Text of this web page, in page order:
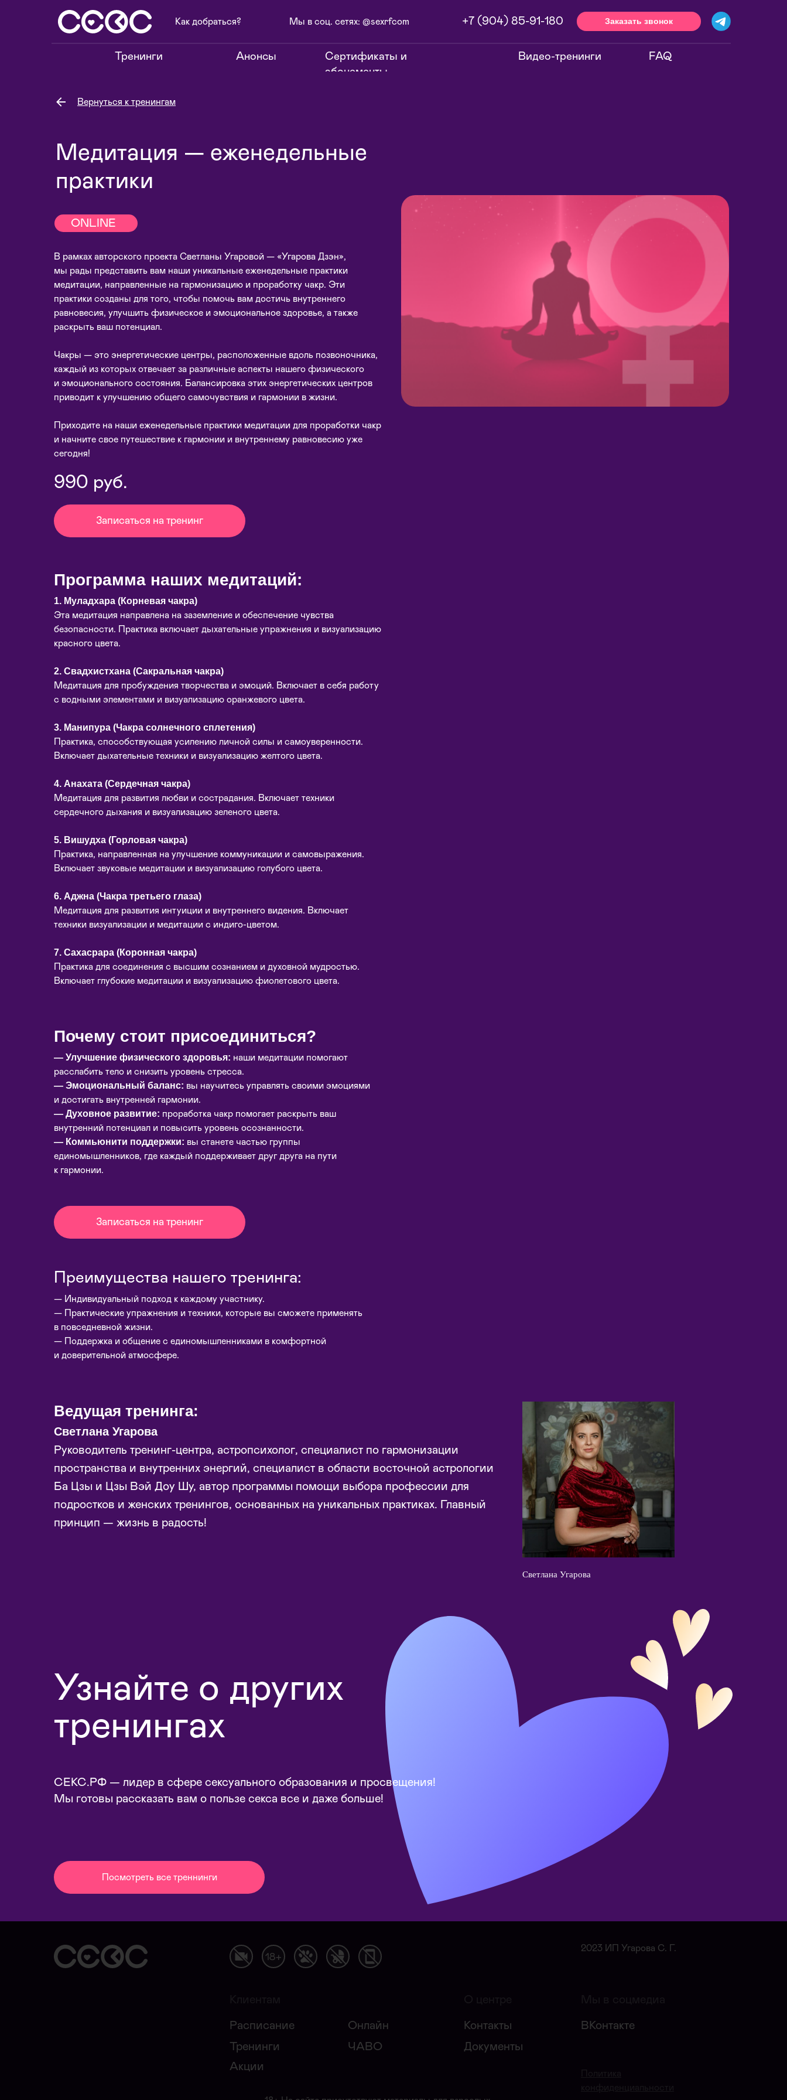
Заказать звонок
+7 (904) 85-91-180
Как добраться? Мы в соц. сетях: @sexrfcom
Тренинги Видео-тренинги FAQ
Сертификаты и
абонементы
Анонсы
Вернуться к тренингам
Медитация — еженедельные
практики
В рамках авторского проекта Светланы Угаровой — «Угарова Дзэн»,
мы рады представить вам наши уникальные еженедельные практики
медитации, направленные на гармонизацию и проработку чакр. Эти
практики созданы для того, чтобы помочь вам достичь внутреннего
равновесия, улучшить физическое и эмоциональное здоровье, а также
раскрыть ваш потенциал.
Чакры — это энергетические центры, расположенные вдоль позвоночника,
каждый из которых отвечает за различные аспекты нашего физического
и эмоционального состояния. Балансировка этих энергетических центров
приводит к улучшению общего самочувствия и гармонии в жизни.
Приходите на наши еженедельные практики медитации для проработки чакр
и начните свое путешествие к гармонии и внутреннему равновесию уже
сегодня!
990 руб.
Записаться на тренинг
ONLINE
Программа наших медитаций:
1. Муладхара (Корневая чакра)
Эта медитация направлена на заземление и обеспечение чувства
безопасности. Практика включает дыхательные упражнения и визуализацию
красного цвета.
2. Свадхистхана (Сакральная чакра)
Медитация для пробуждения творчества и эмоций. Включает в себя работу
с водными элементами и визуализацию оранжевого цвета.
3. Манипура (Чакра солнечного сплетения)
Практика, способствующая усилению личной силы и самоуверенности.
Включает дыхательные техники и визуализацию желтого цвета.
4. Анахата (Сердечная чакра)
Медитация для развития любви и сострадания. Включает техники
сердечного дыхания и визуализацию зеленого цвета.
5. Вишудха (Горловая чакра)
Практика, направленная на улучшение коммуникации и самовыражения.
Включает звуковые медитации и визуализацию голубого цвета.
6. Аджна (Чакра третьего глаза)
Медитация для развития интуиции и внутреннего видения. Включает
техники визуализации и медитации с индиго-цветом.
7. Сахасрара (Коронная чакра)
Практика для соединения с высшим сознанием и духовной мудростью.
Включает глубокие медитации и визуализацию фиолетового цвета.
Почему стоит присоединиться?
— Улучшение физического здоровья: наши медитации помогают
расслабить тело и снизить уровень стресса.
— Эмоциональный баланс: вы научитесь управлять своими эмоциями
и достигать внутренней гармонии.
— Духовное развитие: проработка чакр помогает раскрыть ваш
внутренний потенциал и повысить уровень осознанности.
— Коммьюнити поддержки: вы станете частью группы
единомышленников, где каждый поддерживает друг друга на пути
к гармонии.
Записаться на тренинг
Преимущества нашего тренинга:
— Индивидуальный подход к каждому участнику.
— Практические упражнения и техники, которые вы сможете применять
в повседневной жизни.
— Поддержка и общение с единомышленниками в комфортной
и доверительной атмосфере.
Ведущая тренинга:
Светлана Угарова
Руководитель тренинг-центра, астропсихолог, специалист по гармонизации
пространства и внутренних энергий, специалист в области восточной астрологии
Ба Цзы и Цзы Вэй Доу Шу, автор программы помощи выбора профессии для
подростков и женских тренингов, основанных на уникальных практиках. Главный
принцип — жизнь в радость!
Светлана Угарова
Посмотреть все треннинги
СЕКС.РФ — лидер в сфере сексуального образования и просвещения!
Мы готовы рассказать вам о пользе секса все и даже больше!
Узнайте о других
тренингах
Расписание
Онлайн
Тренинги
ЧАВО
Акции
2023 ИП Угарова С. Г.
Контакты
Документы
ВКонтакте